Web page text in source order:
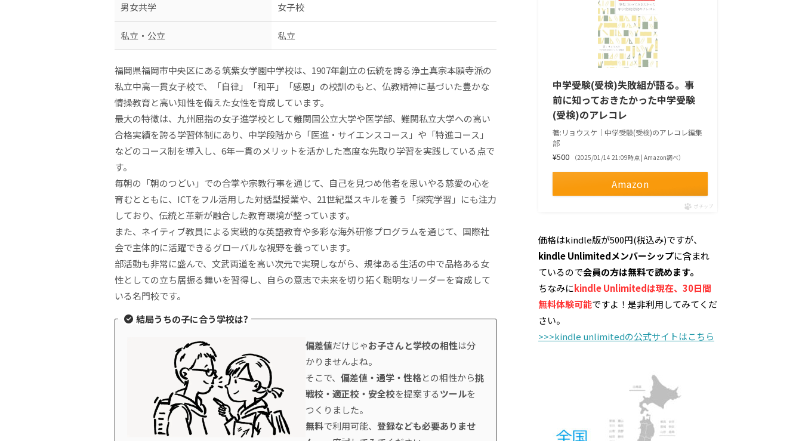
男女共学 女子校
私立・公立 私立
福岡県福岡市中央区にある筑紫女学園中学校は、1907年創立の伝統を誇る浄土真宗本願寺派の
私立中高一貫女子校で、「自律」「和平」「感恩」の校訓のもと、仏教精神に基づいた豊かな
情操教育と高い知性を備えた女性を育成しています。
最大の特徴は、九州屈指の女子進学校として難関国公立大学や医学部、難関私立大学への高い
合格実績を誇る学習体制にあり、中学段階から「医進・サイエンスコース」や「特進コース」
などのコース制を導入し、6年一貫のメリットを活かした高度な先取り学習を実践している点で
す。
毎朝の「朝のつどい」での合掌や宗教行事を通じて、自己を見つめ他者を思いやる慈愛の心を
育むとともに、ICTをフル活用した対話型授業や、21世紀型スキルを養う「探究学習」にも注力
しており、伝統と革新が融合した教育環境が整っています。
また、ネイティブ教員による実戦的な英語教育や多彩な海外研修プログラムを通じて、国際社
会で主体的に活躍できるグローバルな視野を養っています。
部活動も非常に盛んで、文武両道を高い次元で実現しながら、規律ある生活の中で品格ある女
性としての立ち居振る舞いを習得し、自らの意志で未来を切り拓く聡明なリーダーを育成して
いる名門校です。
結局うちの子に合う学校は?
偏差値だけじゃお子さんと学校の相性は分
かりませんよね。
そこで、 偏差値・通学・性格との相性から挑
戦校・適正校・安全校を提案するツールを
つくりました。
無料で利用可能、 登録なども必要ありませ
中学受験(受検)失敗組が語る。事
前に知っておきたかった中学受験
(受検)のアレコレ
著:リョウスケ｜中学受験(受検)のアレコレ編集
部
¥500 （2025/01/14 21:09時点 | Amazon調べ）
Amazon
ポチップ
価格はkindle版が500円(税込み)ですが、
kindle Unlimitedメンバーシップに含まれ
ているので会員の方は無料で読めます。
ちなみにkindle Unlimitedは現在、30日間
無料体験可能ですよ！是非利用してみてくだ
さい。
>>>kindle unlimitedの公式サイトはこちら